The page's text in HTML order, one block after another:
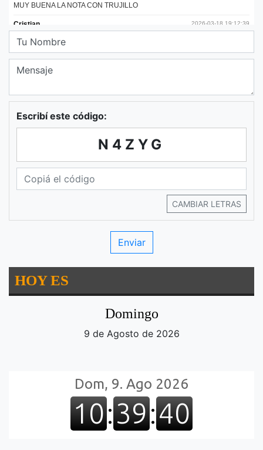
Escribí este código:
N4ZYG
CAMBIAR LETRAS
HOY ES
Domingo
9 de Agosto de 2026